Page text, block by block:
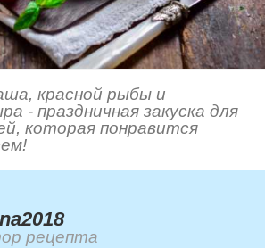
красной рыбы и
- праздничная закуска для
которая понравится
рецепта